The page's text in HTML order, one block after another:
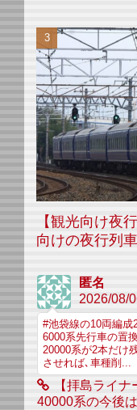
【観光向け夜
向けの夜行列
匿名
2026/08/
#池袋線の10両編成
6000系先行車の置
20000系が2本だけ
させれば､車種削...
【拝島ライ
40000系の今後